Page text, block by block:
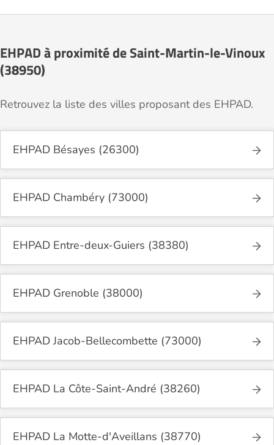
EHPAD à proximité de Saint-Martin-le-Vinoux
(38950)
Retrouvez la liste des villes proposant des EHPAD.
EHPAD Bésayes (26300)
EHPAD Chambéry (73000)
EHPAD Entre-deux-Guiers (38380)
EHPAD Grenoble (38000)
EHPAD Jacob-Bellecombette (73000)
EHPAD La Côte-Saint-André (38260)
EHPAD La Motte-d'Aveillans (38770)